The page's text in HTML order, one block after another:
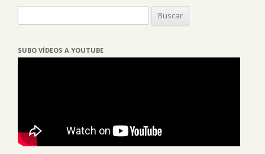
SUBO VÍDEOS A YOUTUBE